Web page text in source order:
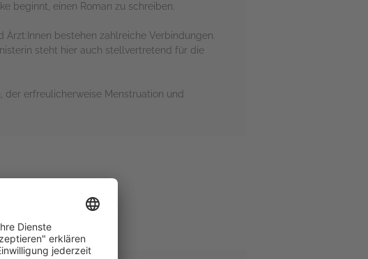
beginnt, einen Roman zu schreiben.
bestehen zahlreiche Verbindungen.
steht hier auch stellvertretend für die
erfreulicherweise Menstruation und